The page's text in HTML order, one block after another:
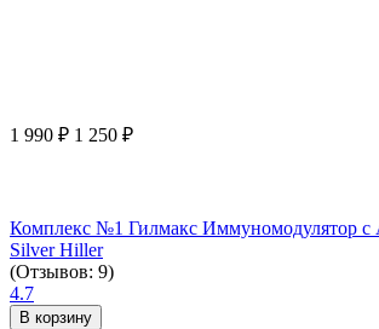
1 990 ₽ 1 250 ₽
Комплекс №1 Гилмакс Иммуномодулятор
Silver Hiller
(Отзывов: 9)
4.7
В корзину